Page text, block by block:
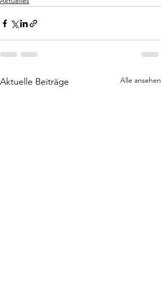
Aktuelle Beiträge Alle ansehen